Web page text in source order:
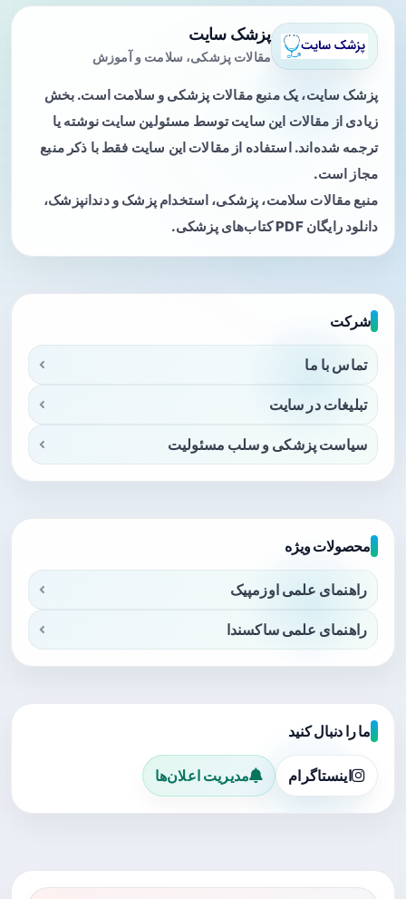
پزشک سایت
مقالات پزشکی، سلامت و آموزش
پزشک سایت، یک منبع مقالات پزشکی و سلامت است. بخش
زیادی از مقالات این سایت توسط مسئولین سایت نوشته یا
ترجمه شده‌اند. استفاده از مقالات این سایت فقط با ذکر منبع
مجاز است.
منبع مقالات سلامت، پزشکی، استخدام پزشک و دندانپزشک،
دانلود رایگان PDF کتاب‌های پزشکی.
شرکت
تماس با ما
تبلیغات در سایت
سیاست پزشکی و سلب مسئولیت
محصولات ویژه
راهنمای علمی اوزمپیک
راهنمای علمی ساکسندا
ما را دنبال کنید
اینستاگرام مدیریت اعلان‌ها